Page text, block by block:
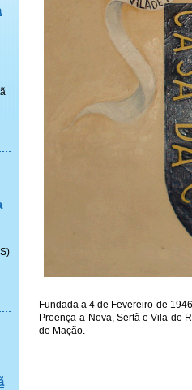
Fundada a 4 de Fevereiro de
Proença-a-Nova, Sertã e Vila de
de Mação.